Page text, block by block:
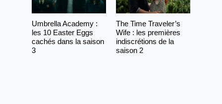
Umbrella Academy :
les 10 Easter Eggs
cachés dans la saison
3
The Time Traveler’s
Wife : les premières
indiscrétions de la
saison 2